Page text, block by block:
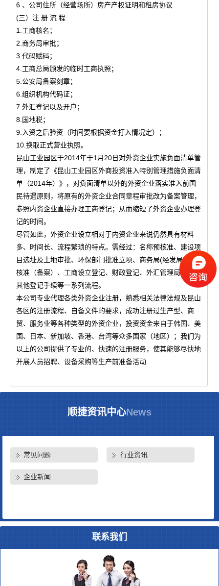
6 、公司住所（经营场所）房产产权证明和租房协议
(三）注 册 流 程
1.工商核名；
2.商务局审批；
3.代码赋码；
4.工商总局颁发的临时工商执照；
5.公安局备案刻章；
6.组织机构代码证；
7.外汇登记以及开户；
8.国地税；
9.入资之后验资（时间要根据资金打入情况定）；
10.换取正式营业执照。
昆山工业园区于2014年于1月20日对外资企业实施负面清单管
理，制定了《昆山工业园区外商投资准入特别管理措施负面清
单（2014年）》，对负面清单以外的外资企业落实准入前国
民待遇原则，将原有的外资企业合同章程审批改为备案管理，
参照内资企业直接办理工商登记；从而缩短了外资企业办理登
记的时间。
尽管如此，外资企业设立相对于内资企业来说仍然具有材料
多、时间长、流程繁琐的特点。需经过：名称预核准、建设项
目选址及土地审批、环保部门批准立项、商务局(经发局)设立
核准（备案）、工商设立登记、财政登记、外汇管理局审批及
其他登记手续等一系列流程。
本公司专业代理各类外资企业注册，熟悉相关法律法规及昆山
各区的注册流程、自备文件的要求，成功注册过生产型、商
贸、服务业等各种类型的外资企业，投资资金来自于韩国、美
国、日本、新加坡、香港、台湾等众多国家（地区）；我们为
以上的公司提供了专业的、快速的注册服务，使其能够尽快地
开展人员招聘、设备采购等生产前准备活动
顺捷资讯中心News
常见问题 行业资讯
企业新闻
联系我们